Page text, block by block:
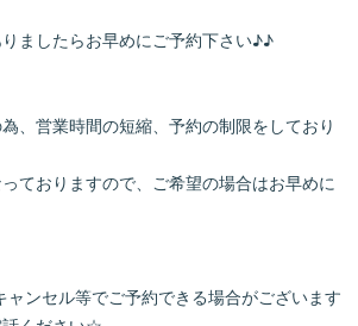
ましたらお早めにご予約下さい♪♪
、営業時間の短縮、予約の制限をしており
ておりますので、ご希望の場合はお早めに
ャンセル等でご予約できる場合がございます